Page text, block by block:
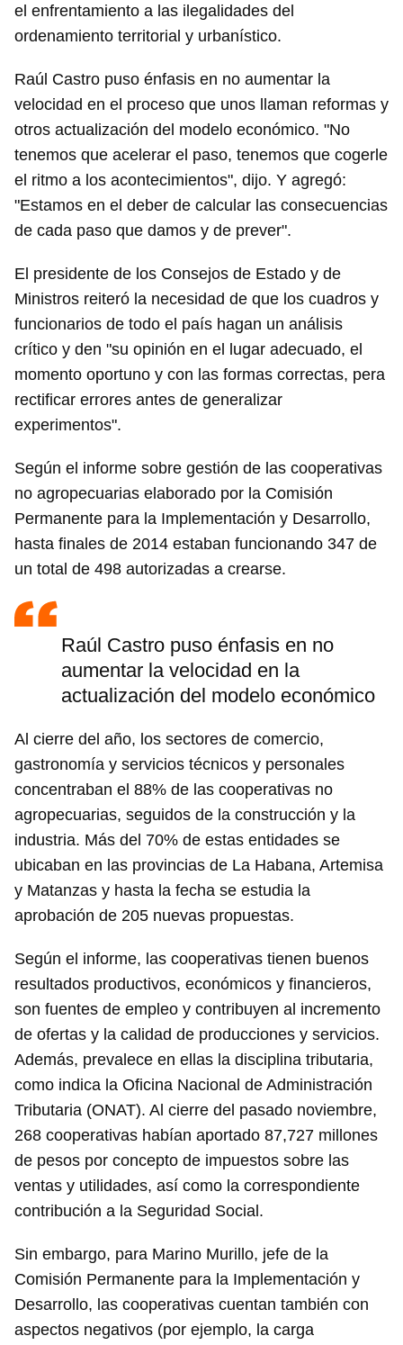
el enfrentamiento a las ilegalidades del
ordenamiento territorial y urbanístico.
Raúl Castro puso énfasis en no aumentar la
velocidad en el proceso que unos llaman reformas y
otros actualización del modelo económico. "No
tenemos que acelerar el paso, tenemos que cogerle
el ritmo a los acontecimientos", dijo. Y agregó:
"Estamos en el deber de calcular las consecuencias
de cada paso que damos y de prever".
El presidente de los Consejos de Estado y de
Ministros reiteró la necesidad de que los cuadros y
funcionarios de todo el país hagan un análisis
crítico y den "su opinión en el lugar adecuado, el
momento oportuno y con las formas correctas, pera
rectificar errores antes de generalizar
experimentos".
Según el informe sobre gestión de las cooperativas
no agropecuarias elaborado por la Comisión
Permanente para la Implementación y Desarrollo,
hasta finales de 2014 estaban funcionando 347 de
un total de 498 autorizadas a crearse.
Raúl Castro puso énfasis en no
aumentar la velocidad en la
actualización del modelo económico
Al cierre del año, los sectores de comercio,
gastronomía y servicios técnicos y personales
concentraban el 88% de las cooperativas no
agropecuarias, seguidos de la construcción y la
industria. Más del 70% de estas entidades se
ubicaban en las provincias de La Habana, Artemisa
y Matanzas y hasta la fecha se estudia la
aprobación de 205 nuevas propuestas.
Según el informe, las cooperativas tienen buenos
resultados productivos, económicos y financieros,
son fuentes de empleo y contribuyen al incremento
de ofertas y la calidad de producciones y servicios.
Además, prevalece en ellas la disciplina tributaria,
como indica la Oficina Nacional de Administración
Tributaria (ONAT). Al cierre del pasado noviembre,
268 cooperativas habían aportado 87,727 millones
de pesos por concepto de impuestos sobre las
ventas y utilidades, así como la correspondiente
contribución a la Seguridad Social.
Sin embargo, para Marino Murillo, jefe de la
Comisión Permanente para la Implementación y
Desarrollo, las cooperativas cuentan también con
aspectos negativos (por ejemplo, la carga